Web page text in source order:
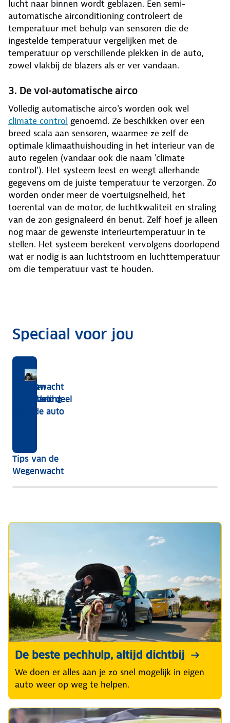
lucht naar binnen wordt geblazen. Een semi-
automatische airconditioning controleert de
temperatuur met behulp van sensoren die de
ingestelde temperatuur vergelijken met de
temperatuur op verschillende plekken in de auto,
zowel vlakbij de blazers als er ver vandaan.
3. De vol-automatische airco
Volledig automatische airco's worden ook wel
climate control genoemd. Ze beschikken over een
breed scala aan sensoren, waarmee ze zelf de
optimale klimaathuishouding in het interieur van de
auto regelen (vandaar ook die naam 'climate
control'). Het systeem leest en weegt allerhande
gegevens om de juiste temperatuur te verzorgen. Zo
worden onder meer de voertuigsnelheid, het
toerental van de motor, de luchtkwaliteit en straling
van de zon gesignaleerd én benut. Zelf hoef je alleen
nog maar de gewenste interieurtemperatuur in te
stellen. Het systeem berekent vervolgens doorlopend
wat er nodig is aan luchtstroom en luchttemperatuur
om die temperatuur vast te houden.
Speciaal voor jou
behandeling
Werkt
airco
auto
niet
goed?
Dit
de
voorkomende
oorzaken
én
oplossingen
Tips van de
Wegenwacht
Bereken
ANWB
Ledenvoordeel
voor de auto
Wegenwacht
Nederland
De beste pechhulp, altijd dichtbij
We doen er alles aan je zo snel mogelijk in eigen
auto weer op weg te helpen.